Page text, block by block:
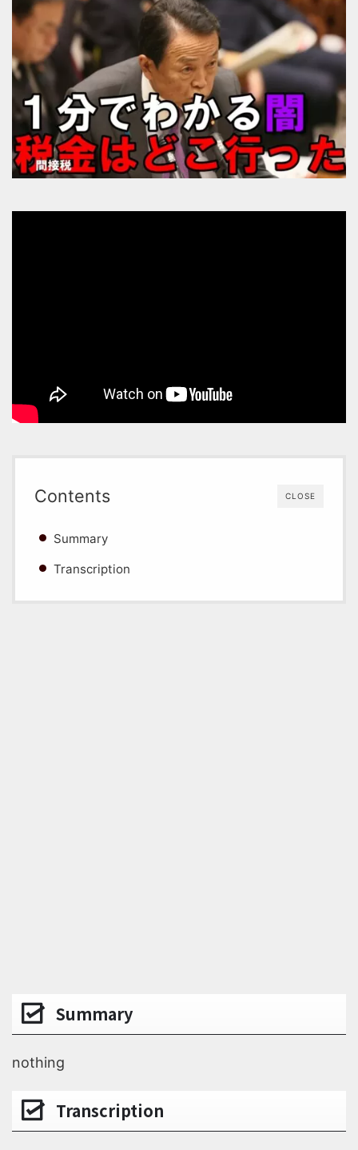
CLOSE
Contents
Summary
Transcription
Summary
nothing
Transcription